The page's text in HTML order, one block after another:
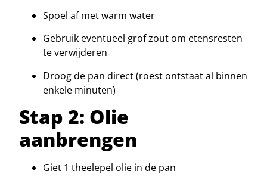
Spoel af met warm water
Gebruik eventueel grof zout om etensresten
te verwijderen
Droog de pan direct (roest ontstaat al binnen
enkele minuten)
Stap 2: Olie
aanbrengen
Giet 1 theelepel olie in de pan